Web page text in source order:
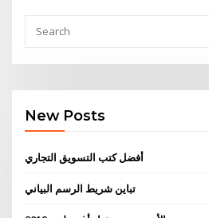
New Posts
أفضل كتب التسويق التجاري
تباين شريط الرسم البياني